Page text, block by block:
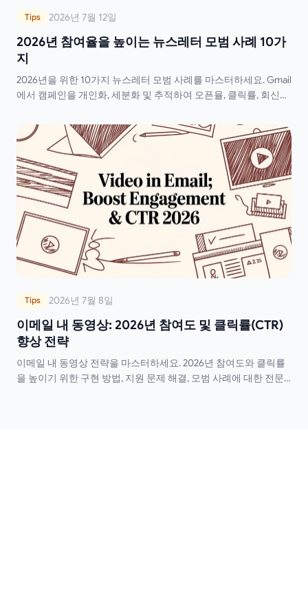
Tips 2026년 7월 12일
2026년 참여율을 높이는 뉴스레터 모범 사례 10가
지
2026년을 위한 10가지 뉴스레터 모범 사례를 마스터하세요. Gmail
에서 캠페인을 개인화, 세분화 및 추적하여 오픈율, 클릭률, 회신율
Tips 2026년 7월 8일
이메일 내 동영상: 2026년 참여도 및 클릭률(CTR)
향상 전략
이메일 내 동영상 전략을 마스터하세요. 2026년 참여도와 클릭률
을 높이기 위한 구현 방법, 지원 문제 해결, 모범 사례에 대한 전문